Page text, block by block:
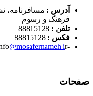
آدرس : مسافرنامه،
فرهنگ و رسوم
تلفن :
فکس :
-info
@mosafernameh.ir
صفحات